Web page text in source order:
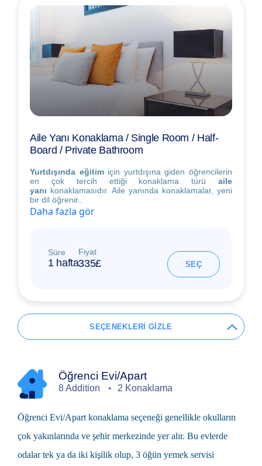
Aile Yanı Konaklama / Single Room / Half-
Board / Private Bathroom
Yurtdışında eğitimiçin yurtdışına giden öğrencilerin
en çok tercih ettiği konaklama türü aile
yanı konaklamasıdır. Aile yanında konaklamalar, yeni
bir dil öğrenir..
Daha fazla gör
Süre
1 hafta
Fiyat
335£ SEÇ
SEÇENEKLERİ GİZLE
Öğrenci Evi/Apart
8 Addition 2 Konaklama
Öğrenci Evi/Apart konaklama seçeneği genellikle okulların
çok yakınlarında ve şehir merkezinde yer alır. Bu evlerde
odalar tek ya da iki kişilik olup, 3 öğün yemek servisi